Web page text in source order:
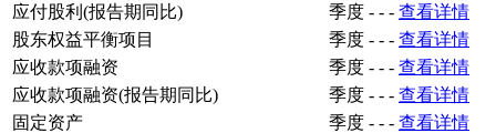
应付股利(报告期同比)
季度 - - - 查看详情
股东权益平衡项目
季度 - - - 查看详情
应收款项融资
季度 - - - 查看详情
应收款项融资(报告期同比)
季度 - - - 查看详情
固定资产
季度 - - - 查看详情